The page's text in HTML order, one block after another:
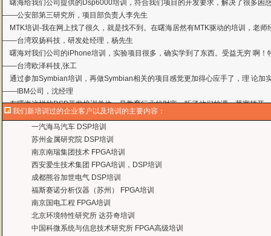
MTK培训-我在网上找了很久，就是找不到。在曙海居然有MTK驱动的培训，老
——台湾双扬科技，研发处经理，杨先生
曙海对我们公司的iPhone培训，实验项目很多，确实学到了东西。受益无穷 啊
——台湾欧泽科技,张工
通过参加Symbian培训，再做Symbian相关的项目感觉更加得心应手了，理 论加
——IBM公司，沈经理
有曙海这样的DSP开发培训单位，是教育行业的财富，听了他们的课，茅塞顿开。
——上海医疗器械高等学校，罗老师
曙海的andriod 系统与应用培训完全符合了我公司的要求，达到了我公司培训的
——上海贝尔，李工
曙海培训DSP2000的老师，上课思路清晰，口齿清楚，由浅入深，重点突出，培
达到了我们想要的效果，希望继续合作下去。
——中国电子科技集团技术部主任 马工
曙海的FPGA 培训很好地填补了高校FPGA培训空白，不错。总之，有利于学生
——上海电子，冯老师
曙海给我们公司提供的Dsp6000培训，符合我们项目的开发要求，解决了很多困
——公安部第三研究所，项目部负责人李先生
MTK培训-我在网上找了很久，就是找不到。在曙海居然有MTK驱动的培训，老
——台湾双扬科技，研发处经理，杨先生
我们新培训过的企业客户以及培训的主要内容：
一汽海马汽车 DSP培训
苏州金属研究院 DSP培训
南京南瑞集团技术 FPGA培训
西安爱生技术集团 FPGA培训，DSP培训
成都熊谷加世电气 DSP培训
福斯赛诺分析仪器（苏州） FPGA培训
南京国电工程 FPGA培训
北京环境特性研究所 达芬奇培训
中国科微系统与信息技术研究所 FPGA高级培训